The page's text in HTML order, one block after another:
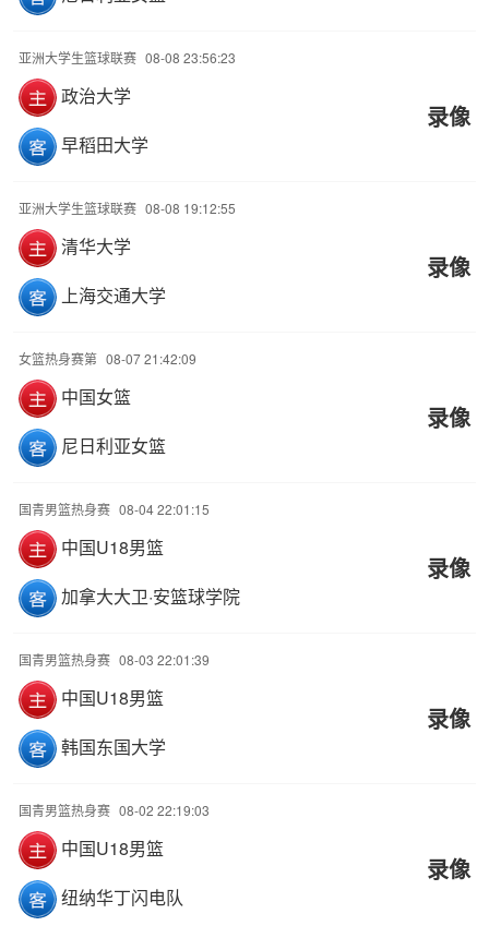
亚洲大学生篮球联赛 08-08 23:56:23
政治大学
早稻田大学
录像
亚洲大学生篮球联赛 08-08 19:12:55
清华大学
上海交通大学
录像
女篮热身赛第 08-07 21:42:09
中国女篮
尼日利亚女篮
录像
国青男篮热身赛 08-04 22:01:15
中国U18男篮
加拿大大卫·安篮球学院
录像
国青男篮热身赛 08-03 22:01:39
中国U18男篮
韩国东国大学
录像
国青男篮热身赛 08-02 22:19:03
中国U18男篮
纽纳华丁闪电队
录像